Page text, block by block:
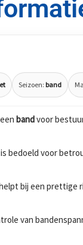
Seizoen: band
bandvoor
bedoeld voor
bij een prettige
van